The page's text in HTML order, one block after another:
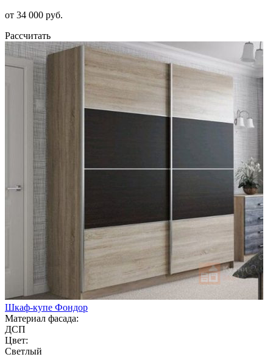
от 34 000 руб.
Рассчитать
Шкаф-купе Фондор
Материал фасада:
ДСП
Цвет:
Светлый